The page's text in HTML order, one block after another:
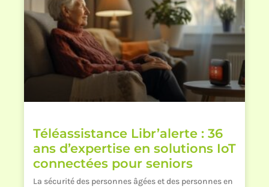
Téléassistance Libr’alerte : 36
ans d’expertise en solutions IoT
connectées pour seniors
La sécurité des personnes âgées et des personnes en